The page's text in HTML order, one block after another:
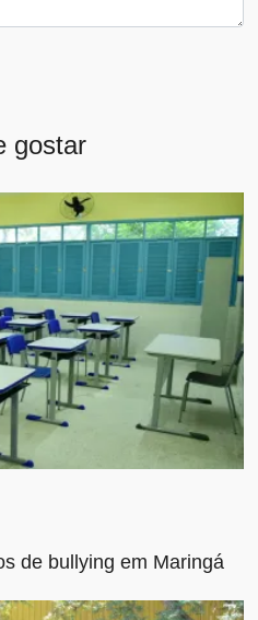
gostar
de bullying em Maringá